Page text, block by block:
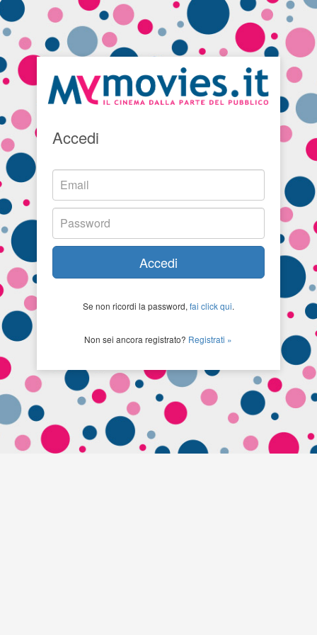
Accedi
Accedi
Se non ricordi la password, fai click qui.
Non sei ancora registrato? Registrati »